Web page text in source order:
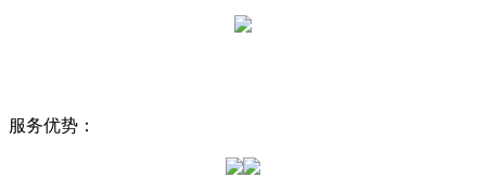
服务优势：